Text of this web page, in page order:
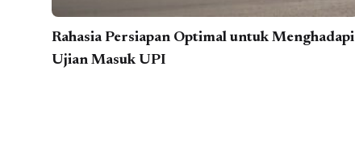
Rahasia Persiapan Optimal untuk Menghadapi
Ujian Masuk UPI